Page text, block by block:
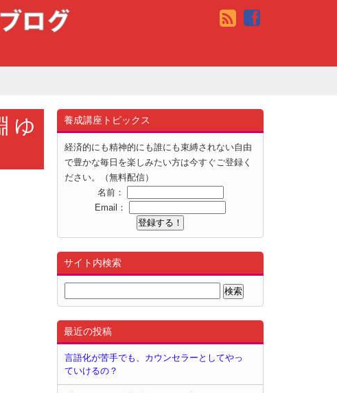
ゆ
養成講座トピックス
経済的にも精神的にも誰にも束縛されない自由
で豊かな毎日を楽しみたい方は今すぐご登録く
ださい。（無料配信）
名前：
Email：
サイト内検索
最近の投稿
言語化が苦手でも、カウンセラーとしてやっ
ていけるの？